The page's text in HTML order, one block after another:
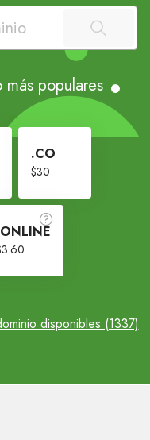
populares
.CO
$30
disponibles (1337)